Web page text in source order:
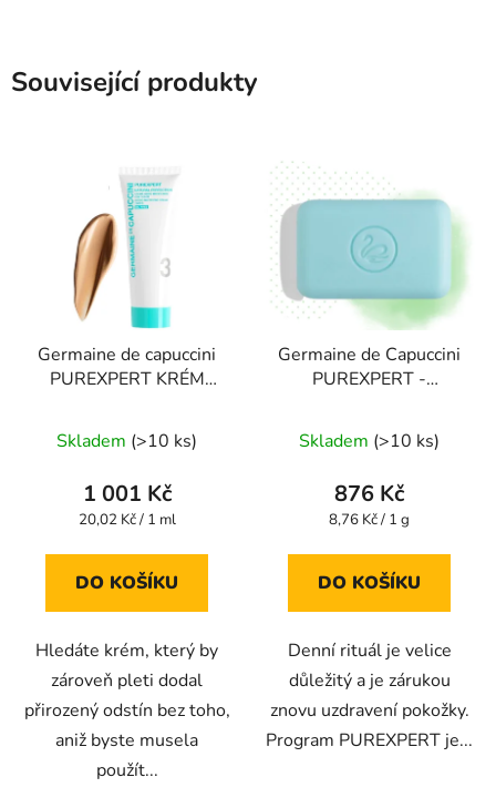
Související produkty
Germaine de capuccini
PUREXPERT KRÉM
50 ml
Skladem (>10 ks)
1 001 Kč
Měrná
20,02 Kč / 1 ml
DO KOŠÍKU
Hledáte krém, který by
zároveň pleti dodal
přirozený odstín bez toho,
aniž byste musela
použít...
Germaine de Capuccini
PUREXPERT -
na akné 100g
Skladem (>10 ks)
876 Kč
Měrná
8,76 Kč / 1 g
DO KOŠÍKU
Denní rituál je velice
důležitý a je zárukou
znovu uzdravení pokožky.
Program PUREXPERT je...